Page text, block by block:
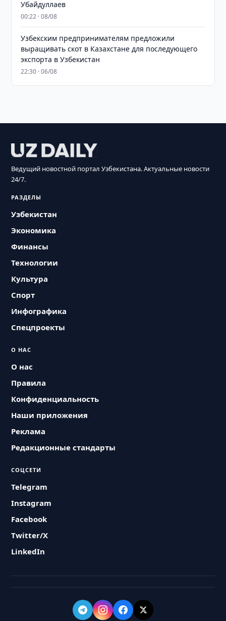
Убайдуллаев
00:22 · 08/08
Узбекским предпринимателям предложили
выращивать скот в Казахстане для последующего
экспорта в Узбекистан
22:30 · 06/08
Ведущий новостной портал Узбекистана. Актуальные новости
24/7.
РАЗДЕЛЫ
Узбекистан
Экономика
Финансы
Технологии
Культура
Спорт
Инфографика
Спецпроекты
О НАС
О нас
Правила
Конфиденциальность
Наши приложения
Реклама
Редакционные стандарты
СОЦСЕТИ
Telegram
Instagram
Facebook
Twitter/X
LinkedIn